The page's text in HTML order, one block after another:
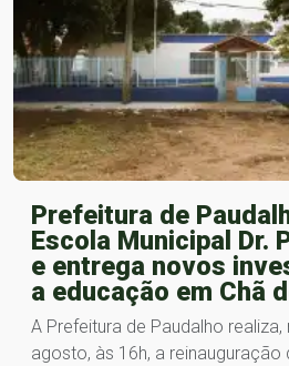
Prefeitura de
Escola Municipal Dr.
e entrega novos
a educação em Chã
A Prefeitura de Paudalho
agosto, às 16h, a reinauguração